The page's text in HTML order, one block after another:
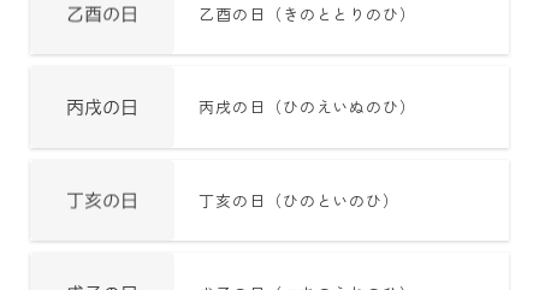
乙酉の日（きのととりのひ）
丙戌の日（ひのえいぬのひ）
丁亥の日（ひのといのひ）